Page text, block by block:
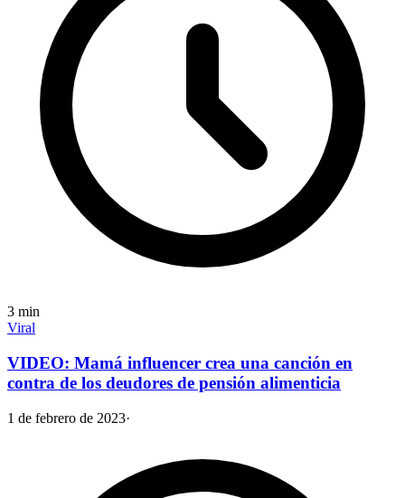
3 min
Viral
VIDEO: Mamá influencer crea una canción en
contra de los deudores de pensión alimenticia
1 de febrero de 2023·